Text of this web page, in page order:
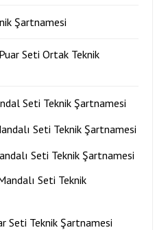
Şartnamesi
Seti Ortak Teknik
Seti Teknik Şartnamesi
Seti Teknik Şartnamesi
Seti Teknik Şartnamesi
Seti Teknik
Seti Teknik Şartnamesi